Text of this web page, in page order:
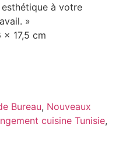
à votre
»
17,5 cm
Bureau, Nouveaux
cuisine Tunisie,